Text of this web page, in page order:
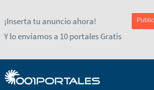
¡Inserta tu anuncio ahora!
Y lo enviamos a 10 portales Gratis